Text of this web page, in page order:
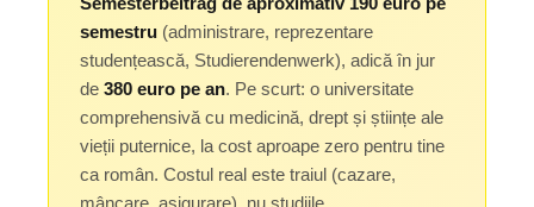
semestru (administrare, reprezentare
studențească, Studierendenwerk), adică în jur
de 380 euro pe an. Pe scurt: o universitate
comprehensivă cu medicină, drept și științe ale
vieții puternice, la cost aproape zero pentru tine
ca român. Costul real este traiul (cazare,
mâncare, asigurare), nu studiile.